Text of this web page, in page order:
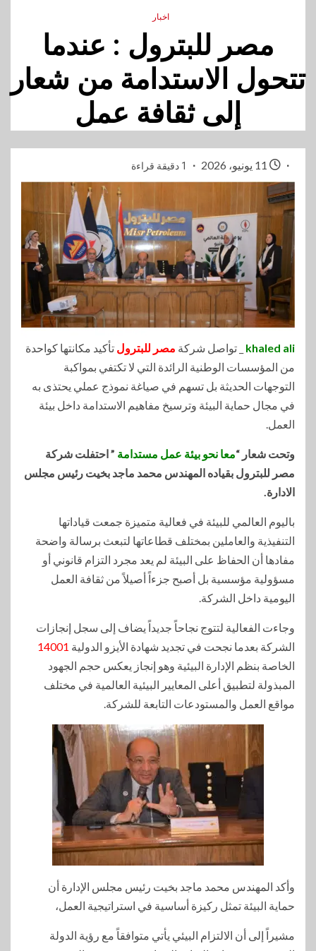
اخبار
مصر للبترول : عندما
تتحول الاستدامة من شعار
إلى ثقافة عمل
1 دقيقة قراءة
khaled ali _ تواصل شركة مصر للبترول تأكيد مكانتها كواحدة
من المؤسسات الوطنية الرائدة التي لا تكتفي بمواكبة
التوجهات الحديثة بل تسهم في صياغة نموذج عملي يحتذى به
في مجال حماية البيئة وترسيخ مفاهيم الاستدامة داخل بيئة
العمل.
وتحت شعار “معا نحو بيئة عمل مستدامة ” احتفلت شركة
مصر للبترول بقياده المهندس محمد ماجد بخيت رئيس مجلس
الادارة.
باليوم العالمي للبيئة في فعالية متميزة جمعت قياداتها
التنفيذية والعاملين بمختلف قطاعاتها لتبعث برسالة واضحة
مفادها أن الحفاظ على البيئة لم يعد مجرد التزام قانوني أو
مسؤولية مؤسسية بل أصبح جزءاً أصيلاً من ثقافة العمل
اليومية داخل الشركة.
وجاءت الفعالية لتتوج نجاحاً جديداً يضاف إلى سجل إنجازات
الشركة بعدما نجحت في تجديد شهادة الأيزو الدولية 14001
الخاصة بنظم الإدارة البيئية وهو إنجاز يعكس حجم الجهود
المبذولة لتطبيق أعلى المعايير البيئية العالمية في مختلف
مواقع العمل والمستودعات التابعة للشركة.
وأكد المهندس محمد ماجد بخيت رئيس مجلس الإدارة أن
حماية البيئة تمثل ركيزة أساسية في استراتيجية العمل،
مشيراً إلى أن الالتزام البيئي يأتي متوافقاً مع رؤية الدولة